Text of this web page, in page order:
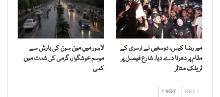
میر رضا کیس، دوستوں نے نرسری کے
مقام پر دھرنا دے دیا، شارع فیصل پر
ٹریفک متاثر
لاہور میں مون سون کی بارش سے
موسم خوشگوار، گرمی کی شدت میں
کمی
NEXT